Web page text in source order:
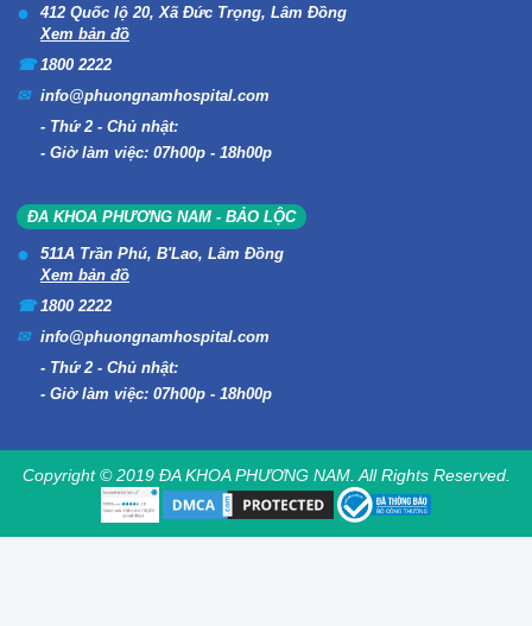
412 Quốc lộ 20, Xã Đức Trọng, Lâm Đồng
Xem bản đồ
1800 2222
info@phuongnamhospital.com
Thứ 2 - Chủ nhật:
Giờ làm việc: 07h00p - 18h00p
ĐA KHOA PHƯƠNG NAM - BẢO LỘC
511A Trần Phú, B'Lao, Lâm Đồng
Xem bản đồ
1800 2222
info@phuongnamhospital.com
Thứ 2 - Chủ nhật:
Giờ làm việc: 07h00p - 18h00p
Copyright © 2019 ĐA KHOA PHƯƠNG NAM. All Rights Reserved.